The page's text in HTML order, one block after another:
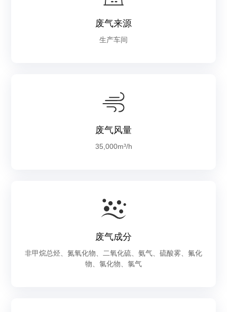
废气来源
生产车间
废气风量
35,000m³/h
废气成分
非甲烷总烃、氮氧化物、二氧化硫、氨气、硫酸雾、氟化
物、氯化物、氯气